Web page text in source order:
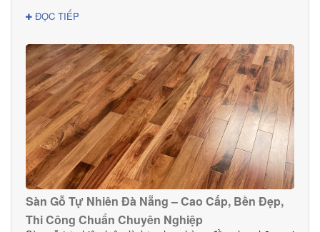
ĐỌC TIẾP
Sàn Gỗ Tự Nhiên Đà Nẵng – Cao Cấp, Bền Đẹp,
Thi Công Chuẩn Chuyên Nghiệp